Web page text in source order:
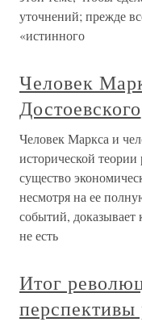
уточнений; прежде
«истинного
Человек
Достоевского
Человек Маркса и
исторической теории
существо
несмот­ря на ее
событий, дока­зывает
не есть
Итог